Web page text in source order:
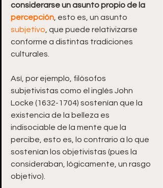
considerarse un asunto propio de la
percepción , esto es, un asunto
subjetivo , que puede relativizarse
conforme a distintas tradiciones
culturales.
Así, por ejemplo, filósofos
subjetivistas como el inglés John
Locke (1632-1704) sostenían que la
existencia de la belleza es
indisociable de la mente que la
percibe, esto es, lo contrario a lo que
sostenían los objetivistas (pues la
consideraban, lógicamente, un rasgo
objetivo).